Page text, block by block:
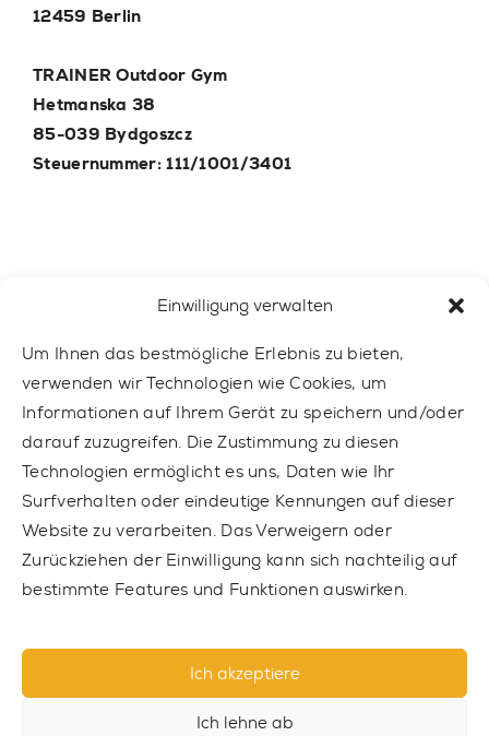
Einwilligung verwalten
Um Ihnen das bestmögliche Erlebnis zu bieten,
verwenden wir Technologien wie Cookies, um
Informationen auf Ihrem Gerät zu speichern und/oder
darauf zuzugreifen. Die Zustimmung zu diesen
Technologien ermöglicht es uns, Daten wie Ihr
Surfverhalten oder eindeutige Kennungen auf dieser
Website zu verarbeiten. Das Verweigern oder
Zurückziehen der Einwilligung kann sich nachteilig auf
bestimmte Features und Funktionen auswirken.
Ich akzeptiere
Ich lehne ab
12459 Berlin
TRAINER Outdoor Gym
Hetmanska 38
85-039 Bydgoszcz
Steuernummer: 111/1001/3401
E-mail
trainer@outdoor-gym.com
© 2021 TRAINER OUTDOOR GYM Sp z o.o. Alle Rechte
vorbehalten.
Datenschutz-Bestimmungen